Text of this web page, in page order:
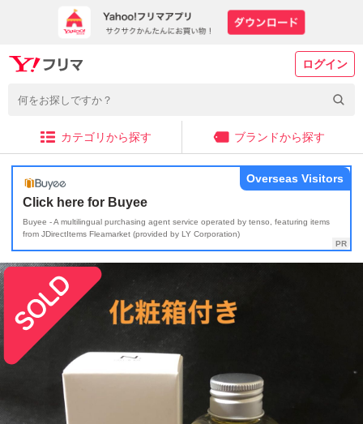
ログイン
カテゴリから探す ブランドから探す
Click here for Buyee
Buyee - A multilingual purchasing agent service operated by tenso, featuring items
from JDirectItems Fleamarket (provided by LY Corporation)
Overseas Visitors